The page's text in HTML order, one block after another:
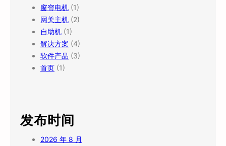
窗帘电机 (1)
网关主机 (2)
自助机 (1)
解决方案 (4)
软件产品 (3)
首页 (1)
发布时间
2026 年 8 月